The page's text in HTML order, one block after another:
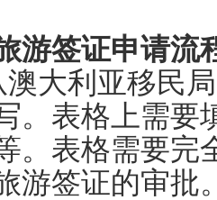
游签证申请流
大利亚移民
。表格上需要
。表格需要完
游签证的审批